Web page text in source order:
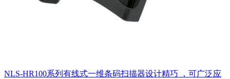
NLS-HR100系列有线式一维条码扫描器设计精巧 ，可广泛应